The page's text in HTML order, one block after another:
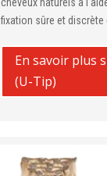
fixation sûre et discrète
En savoir plus
(U-Tip)